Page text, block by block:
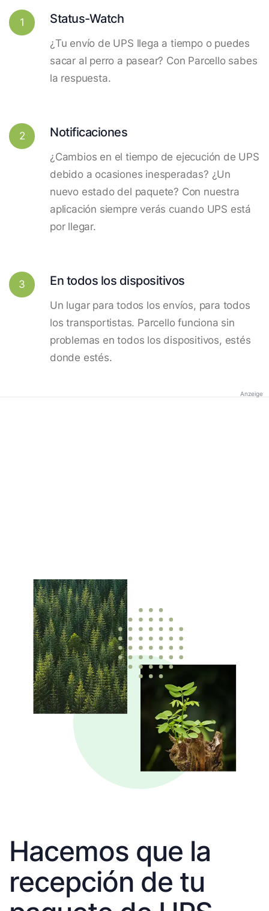
1 Status-Watch
¿Tu envío de UPS llega a tiempo o puedes
sacar al perro a pasear? Con Parcello sabes
la respuesta.
2 Notificaciones
¿Cambios en el tiempo de ejecución de UPS
debido a ocasiones inesperadas? ¿Un
nuevo estado del paquete? Con nuestra
aplicación siempre verás cuando UPS está
por llegar.
3 En todos los dispositivos
Un lugar para todos los envíos, para todos
los transportistas. Parcello funciona sin
problemas en todos los dispositivos, estés
donde estés.
Anzeige
Hacemos que la
recepción de tu